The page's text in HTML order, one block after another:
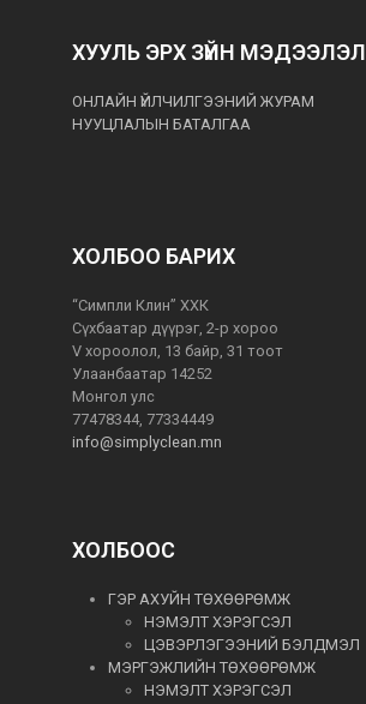
ХУУЛЬ ЭРХ ЗҮЙН МЭДЭЭЛЭЛ
ОНЛАЙН ҮЙЛЧИЛГЭЭНИЙ ЖУРАМ
НУУЦЛАЛЫН БАТАЛГАА
ХОЛБОО БАРИХ
“Симпли Клин” ХХК
Сүхбаатар дүүрэг, 2-р хороо
V хороолол, 13 байр, 31 тоот
Улаанбаатар 14252
Монгол улс
77478344, 77334449
info@simplyclean.mn
ХОЛБООС
ГЭР АХУЙН ТӨХӨӨРӨМЖ
НЭМЭЛТ ХЭРЭГСЭЛ
ЦЭВЭРЛЭГЭЭНИЙ БЭЛДМЭЛ
МЭРГЭЖЛИЙН ТӨХӨӨРӨМЖ
НЭМЭЛТ ХЭРЭГСЭЛ